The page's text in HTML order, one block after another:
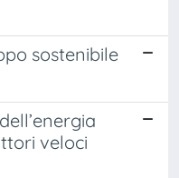
sostenibile
veloci